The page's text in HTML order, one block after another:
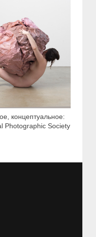
концептуальное:
Photographic Society